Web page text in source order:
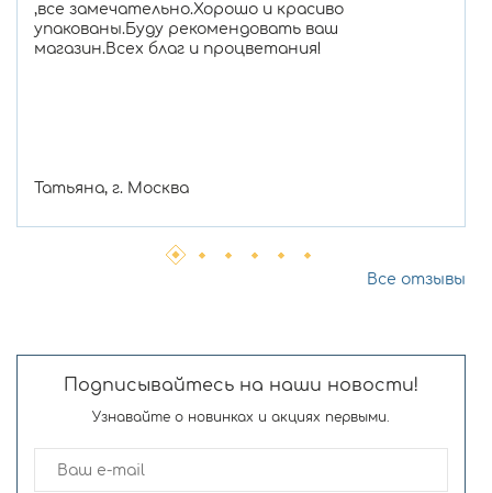
,все замечательно.Хорошо и красиво
упакованы.Буду рекомендовать ваш
магазин.Всех благ и процветания!
Татьяна, г. Москва
Все отзывы
Подписывайтесь на наши новости!
Узнавайте о новинках и акциях первыми.